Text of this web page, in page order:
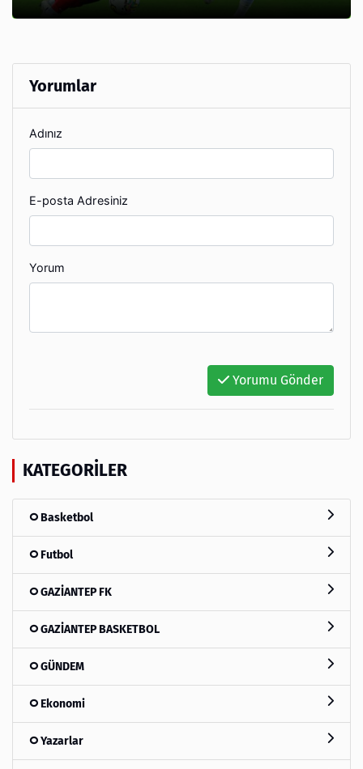
Yorumlar
Adınız
E-posta Adresiniz
Yorum
Yorumu Gönder
KATEGORILER
Basketbol
Futbol
GAZİANTEP FK
GAZİANTEP BASKETBOL
GÜNDEM
Ekonomi
Yazarlar